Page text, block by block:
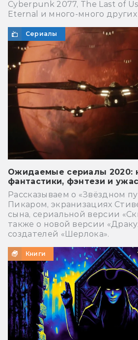
Cyberpunk 2077, The Last of
Eternal и много-много
Сериалы
Ожидаемые сериалы 2020:
фантастики, фэнтези и
Рассказываем о «Звёздном
Пикаром, экранизациях
сына, сериальной версии
также о новой версии
создателей «Шерлока».
Книги